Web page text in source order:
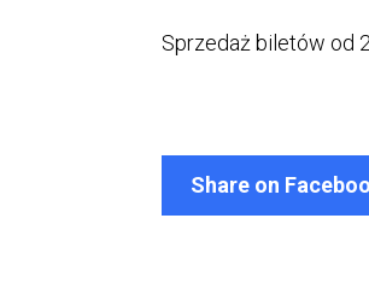
Sprzedaż biletów od
Share on